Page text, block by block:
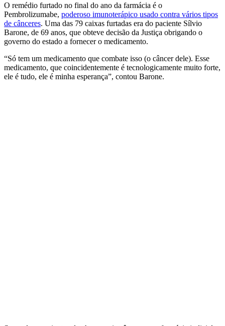
O remédio furtado no final do ano da farmácia é o
Pembrolizumabe, poderoso imunoterápico usado contra vários tipos
de cânceres. Uma das 79 caixas furtadas era do paciente Sílvio
Barone, de 69 anos, que obteve decisão da Justiça obrigando o
governo do estado a fornecer o medicamento.
“Só tem um medicamento que combate isso (o câncer dele). Esse
medicamento, que coincidentemente é tecnologicamente muito forte,
ele é tudo, ele é minha esperança”, contou Barone.